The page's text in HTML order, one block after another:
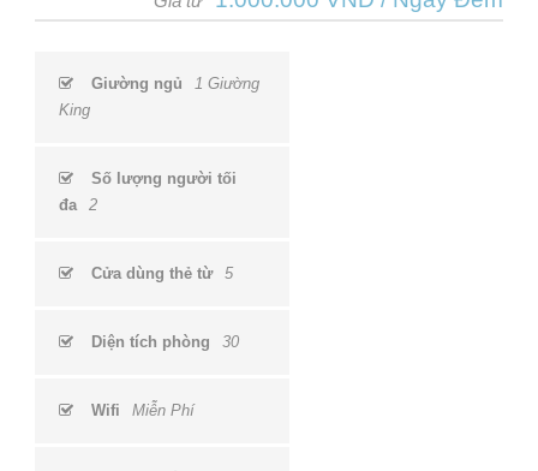
Giường ngủ
1 Giường
King
Số lượng người tối
đa
2
Cửa dùng thẻ từ 5
Diện tích phòng 30
Wifi Miễn Phí